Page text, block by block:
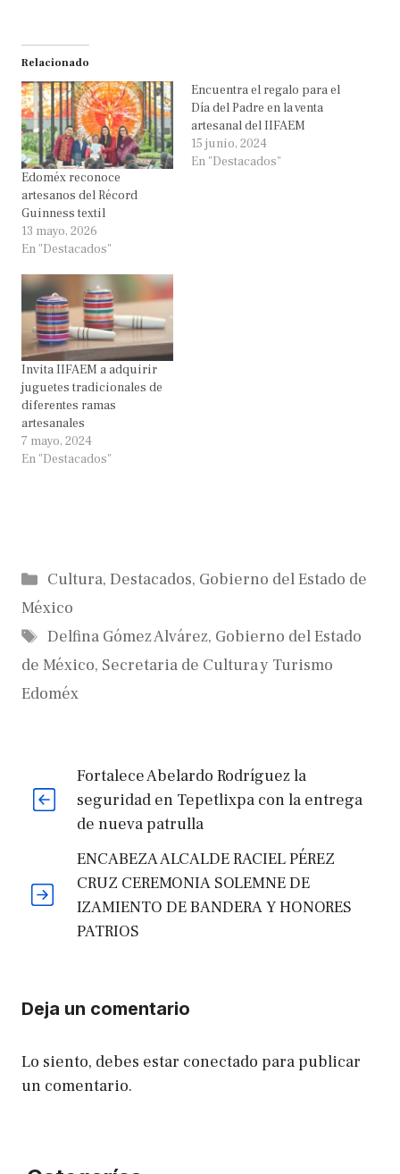
Relacionado
Edoméx reconoce
artesanos del Récord
Guinness textil
13 mayo, 2026
En "Destacados"
Encuentra el regalo para el
Día del Padre en la venta
artesanal del IIFAEM
15 junio, 2024
En "Destacados"
Invita IIFAEM a adquirir
juguetes tradicionales de
diferentes ramas
artesanales
7 mayo, 2024
En "Destacados"
Categorías
Cultura, Destacados, Gobierno del Estado de
México
Etiquetas
Delfina Gómez Alvárez, Gobierno del Estado
de México, Secretaria de Cultura y Turismo
Edoméx
Fortalece Abelardo Rodríguez la
seguridad en Tepetlixpa con la entrega
de nueva patrulla
ENCABEZA ALCALDE RACIEL PÉREZ
CRUZ CEREMONIA SOLEMNE DE
IZAMIENTO DE BANDERA Y HONORES
PATRIOS
Deja un comentario
Lo siento, debes estar conectado para publicar
un comentario.